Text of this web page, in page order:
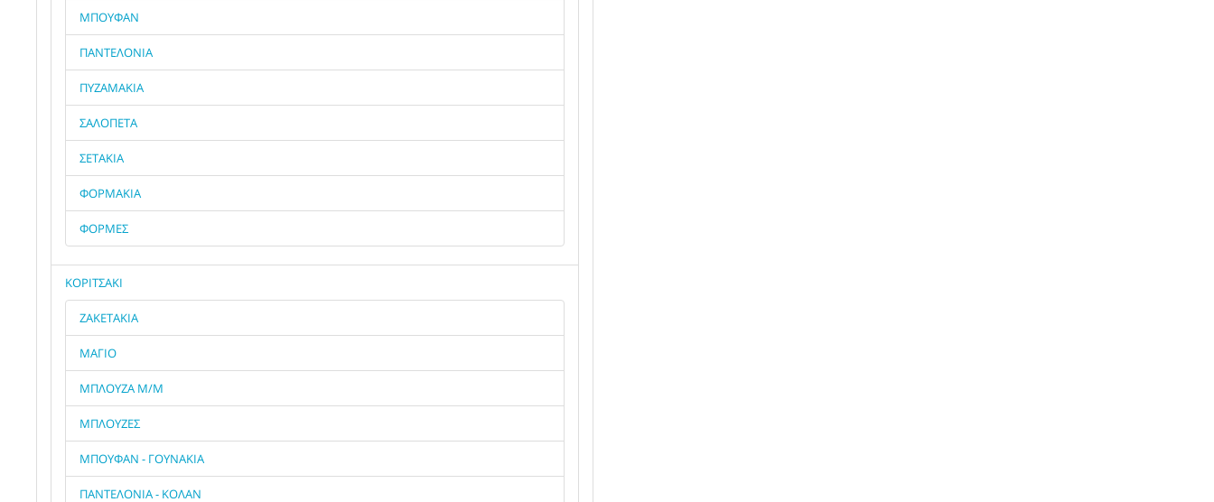
ΜΠΟΥΦΑΝ
ΠΑΝΤΕΛΟΝΙΑ
ΠΥΖΑΜΑΚΙΑ
ΣΑΛΟΠΕΤΑ
ΣΕΤΑΚΙΑ
ΦΟΡΜΑΚΙΑ
ΦΟΡΜΕΣ
ΚΟΡΙΤΣΑΚΙ
ΖΑΚΕΤΑΚΙΑ
ΜΑΓΙΟ
ΜΠΛΟΥΖΑ Μ/Μ
ΜΠΛΟΥΖΕΣ
ΜΠΟΥΦΑΝ - ΓΟΥΝΑΚΙΑ
ΠΑΝΤΕΛΟΝΙΑ - ΚΟΛΑΝ